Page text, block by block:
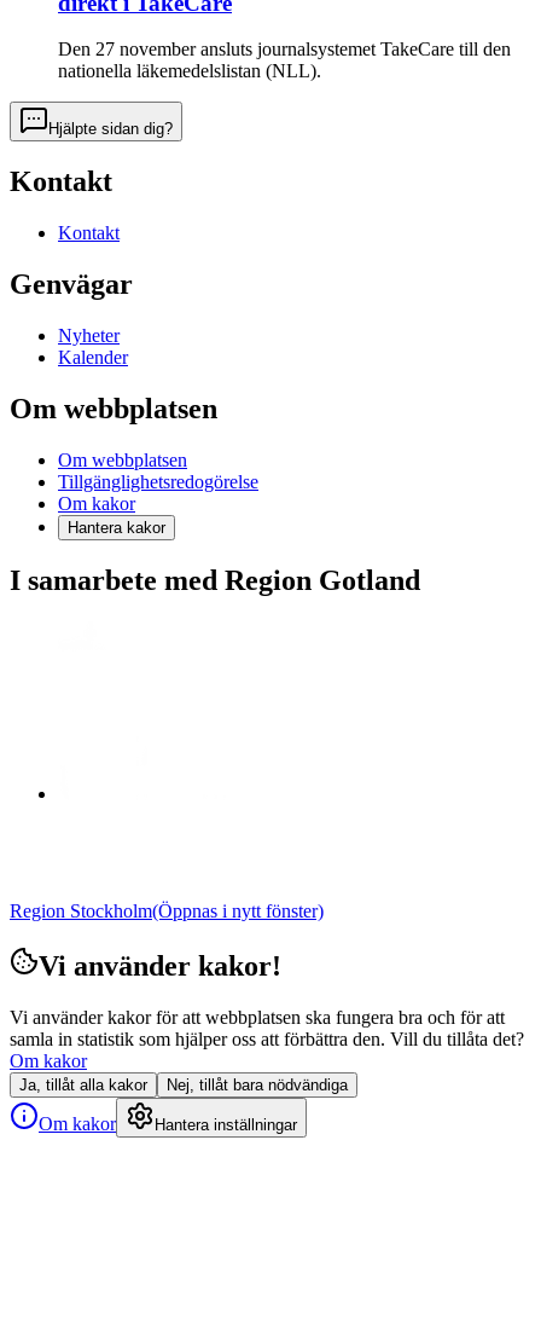
Den 27 november ansluts journalsystemet TakeCare till den
nationella läkemedelslistan (NLL).
Hjälpte sidan dig?
Kontakt
Kontakt
Genvägar
Nyheter
Kalender
Om webbplatsen
Om webbplatsen
Tillgänglighetsredogörelse
Om kakor
Hantera kakor
I samarbete med Region Gotland
Region Stockholm(Öppnas i nytt fönster)
Vi använder kakor!
Vi använder kakor för att webbplatsen ska fungera bra och för att
samla in statistik som hjälper oss att förbättra den. Vill du tillåta det?
Om kakor
Ja, tillåt alla kakor Nej, tillåt bara nödvändiga
Om kakor Hantera inställningar